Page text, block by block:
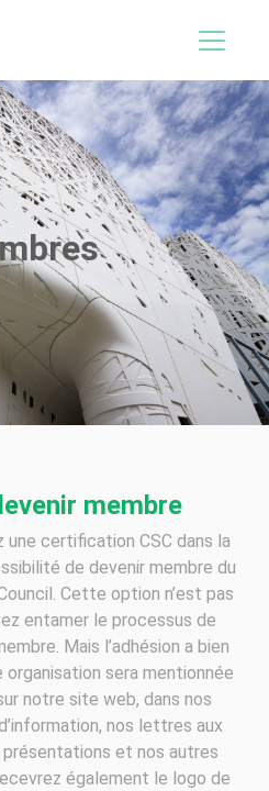
membre
une certification CSC dans la
de devenir membre du
Cette option n’est pas
entamer le processus de
Mais l’adhésion a bien
sera mentionnée
notre site web, dans nos
nos lettres aux
et nos autres
également le logo de